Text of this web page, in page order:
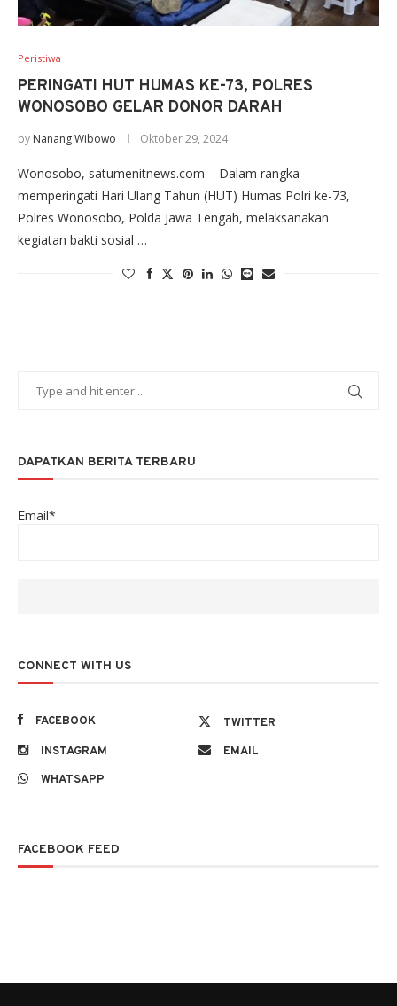
Peristiwa
PERINGATI HUT HUMAS KE-73, POLRES
WONOSOBO GELAR DONOR DARAH
by Nanang Wibowo Oktober 29, 2024
Wonosobo, satumenitnews.com – Dalam rangka
memperingati Hari Ulang Tahun (HUT) Humas Polri ke-73,
Polres Wonosobo, Polda Jawa Tengah, melaksanakan
kegiatan bakti sosial …
DAPATKAN BERITA TERBARU
Email*
CONNECT WITH US
FACEBOOK
TWITTER
INSTAGRAM
EMAIL
WHATSAPP
FACEBOOK FEED